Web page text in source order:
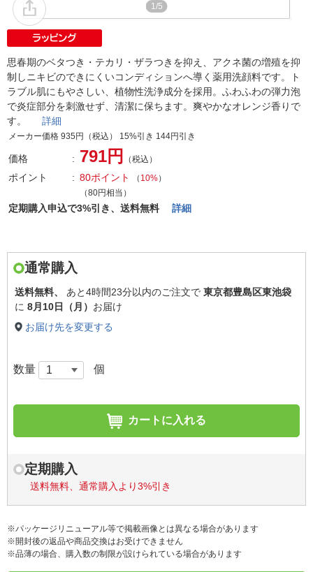
1/5
思春期のベタつき・テカリ・ザラつきを抑え、アクネ菌の増殖を抑
制しニキビのできにくいコンディションへ導く薬用洗顔料です。ト
ラブル肌にもやさしい、植物性洗浄成分を採用。ふわふわの弾力泡
で炎症部分を刺激せず、清潔に保ちます。爽やかなオレンジ香りで
す。 詳細
メーカー価格 935円（税込） 15%引き 144円引き
価格 791円 （税込）
ポイント 80ポイント （ 10%）
（80円相当）
定期購入申込で3%引き、送料無料 詳細
通常購入
送料無料、 あと4時間23分以内のご注文で 東京都豊島区東池袋
に 8月10日（月） お届け
お届け先を変更する
数量 個
カートに入れる
定期購入
送料無料、通常購入より3%引き
※パッケージリニューアル等で掲載画像とは異なる場合があります
※開封後の返品や商品交換はお受けできません
※品薄の場合、購入数の制限が設けられている場合があります